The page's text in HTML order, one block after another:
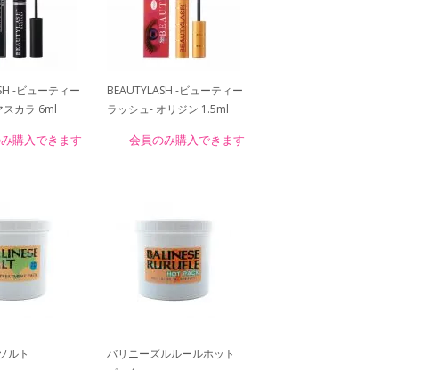
-ビューティー
スカラ 6ml
購入できます
BEAUTYLASH -ビューティー
ラッシュ- オリジン 1.5ml
会員のみ購入できます
ルト
バリニーズルルールホット